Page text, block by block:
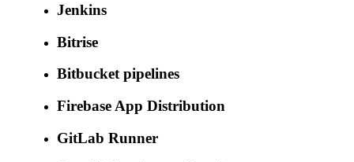
Jenkins
Bitrise
Bitbucket pipelines
Firebase App Distribution
GitLab Runner